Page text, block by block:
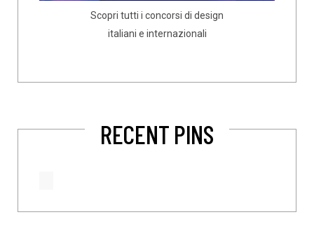
Scopri tutti i concorsi di design
italiani e internazionali
RECENT PINS